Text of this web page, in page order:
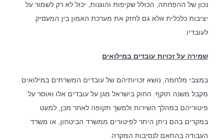
נכון של ההפחתה, הכולל שקיפות והוגנות, יכול לא רק לשמור על
יציבות כלכלית אלא גם לחזק את מערכת האמון בין המעסיק
לעובדיו.
שמירה על זכויות עובדים במילואים
במצבי מלחמה, נושא זכויותיהם של עובדים המשרתים במילואים
מקבל משנה תוקף. החוק בישראל מגן על עובדים אלו ואוסר על
פיטוריהם במהלך השירות ולמשך תקופה לאחר מכן, למעט
במקרים בהם ניתן היתר לפיטורים ממשרד הביטחון, או משרד
העבודה בהתאם לנסיבות המקרה.